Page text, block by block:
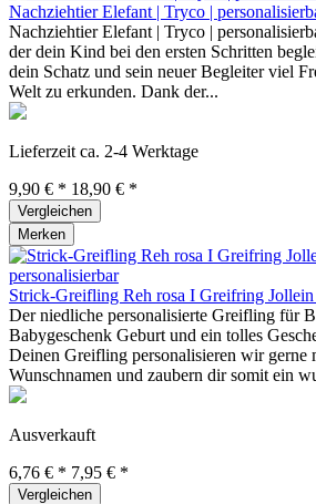
Nachziehtier Elefant | Tryco |
Nachziehtier Elefant | Tryco |
der dein Kind bei den ersten Schritten
dein Schatz und sein neuer Begleiter viel
Welt zu erkunden. Dank der...
Lieferzeit ca. 2-4 Werktage
9,90 € * 18,90 € *
Vergleichen
Merken
Strick-Greifling Reh rosa I Greifring
Der niedliche personalisierte Greifling für
Babygeschenk Geburt und ein tolles
Deinen Greifling personalisieren wir gerne
Wunschnamen und zaubern dir somit ein
Ausverkauft
6,76 € * 7,95 € *
Vergleichen